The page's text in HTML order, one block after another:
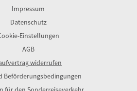
Impressum
Datenschutz
Einstellungen
AGB
widerrufen
Beförderungsbedingungen